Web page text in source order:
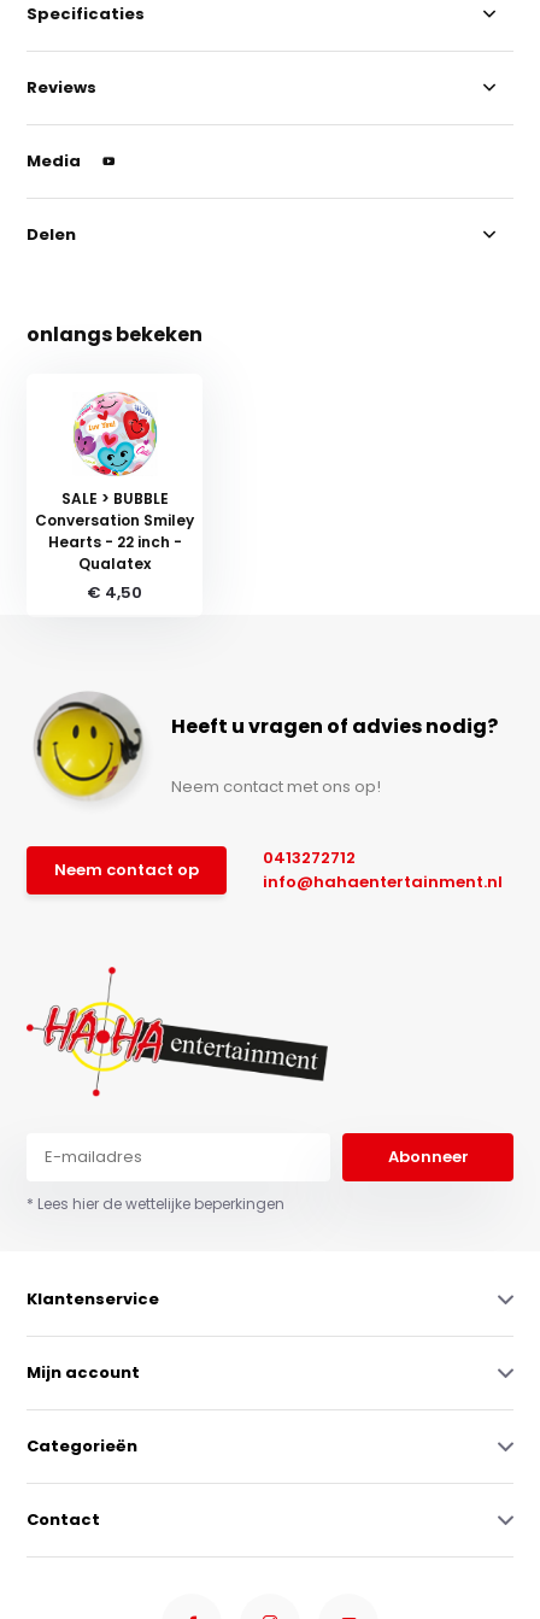
Specificaties
Reviews
Media
Delen
onlangs bekeken
SALE > BUBBLE
Conversation Smiley
Hearts - 22 inch -
Qualatex
€ 4,50
Heeft u vragen of advies nodig?
Neem contact met ons op!
Neem contact op
0413272712
info@hahaentertainment.nl
Abonneer
* Lees hier de wettelijke beperkingen
Klantenservice
Mijn account
Categorieën
Contact